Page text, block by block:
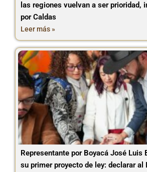
las regiones vuelvan a ser prioridad,
por Caldas
Leer más »
Representante por Boyacá José Luis
su primer proyecto de ley: declarar al